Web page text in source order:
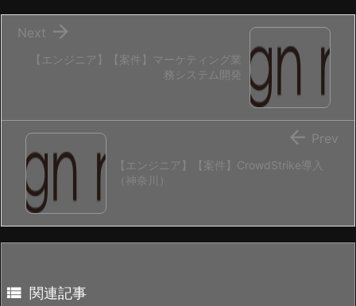
【エンジニア】【案件】マーケティング業
務システム開発

Next
【エンジニア】【案件】CrowdStrike導入
（神奈川）
 Prev
 関連記事